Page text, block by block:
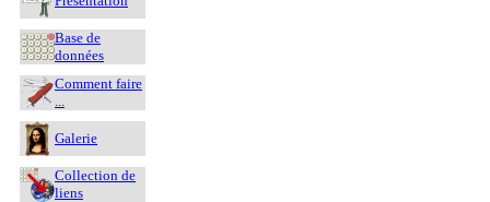
Base de
données
Comment faire
...
Galerie
Collection de
liens